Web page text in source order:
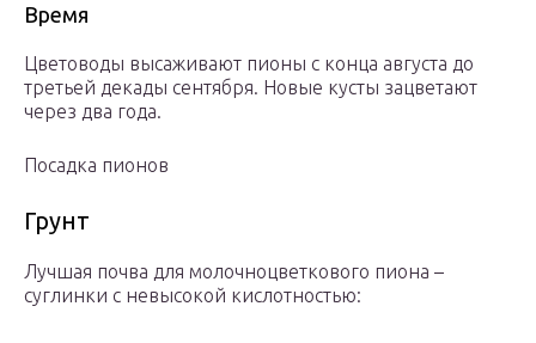
Время
Цветоводы высаживают пионы с конца августа до
третьей декады сентября. Новые кусты зацветают
через два года.
Посадка пионов
Грунт
Лучшая почва для молочноцветкового пиона –
суглинки с невысокой кислотностью: